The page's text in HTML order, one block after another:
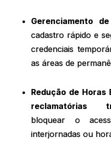
Gerenciamento
cadastro rápido e
credenciais
as áreas de
Redução de
reclamatórias
bloquear o
interjornadas ou